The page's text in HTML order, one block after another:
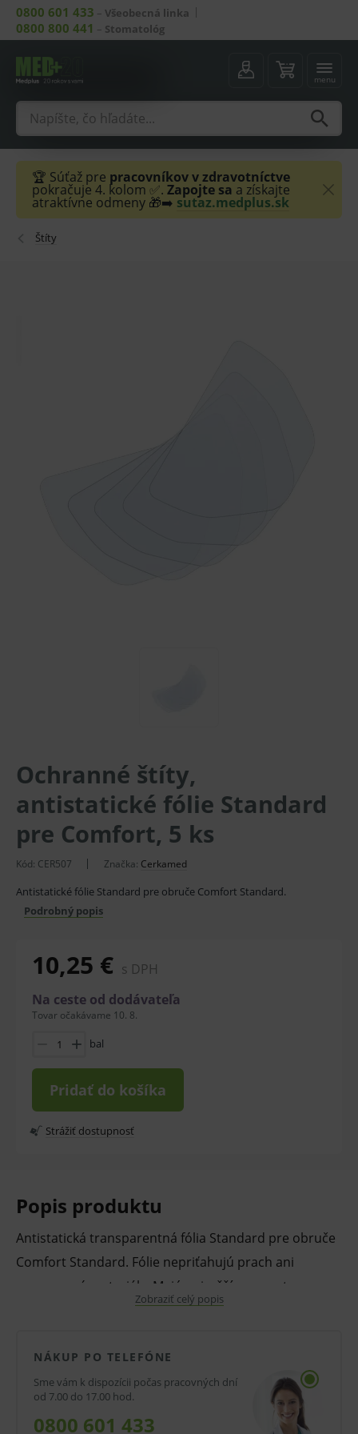
0800 601 433 – Všeobecná linka
0800 800 441 – Stomatológ
menu
🏆 Súťaž pre pracovníkov v zdravotníctve
pokračuje 4. kolom ✅. Zapojte sa a získajte
atraktívne odmeny 🎁➡️ sutaz.medplus.sk
Štíty
Ochranné štíty,
antistatické fólie Standard
pre Comfort, 5 ks
Kód: CER507 Značka: Cerkamed
Antistatické fólie Standard pre obruče Comfort Standard.
Podrobný popis
10,25 € s DPH
Na ceste od dodávateľa
Tovar očakávame 10. 8.
bal
Pridať do košíka
Strážiť dostupnosť
Popis produktu
Antistatická transparentná fólia Standard pre obruče
Comfort Standard. Fólie nepriťahujú prach ani
spracované materiály. Majú najvyšší parameter
priehľadnosti - 99,75 % zaisťujúce perfektnú
absorbujú veľmi málo svetla. Zlá montáž fólií spôsobí
pokles komfortu práce.
Vlastnosti a výhody:
Zobraziť celý popis
NÁKUP PO TELEFÓNE
Sme vám k dispozícii počas pracovných dní
od 7.00 do 17.00 hod.
0800 601 433